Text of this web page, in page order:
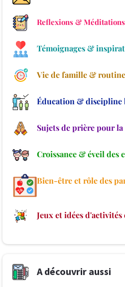
Reflexions & Méditations
Témoignages &
Vie de famille &
Éducation & discipline
Sujets de prière pour
Croissance & éveil des
Bien-être et rôle des
Jeux et idées
A découvrir aussi